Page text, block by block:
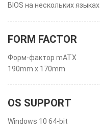
BIOS на нескольких языках
FORM FACTOR
Форм-фактор mATX
190mm x 170mm
OS SUPPORT
Windows 10 64-bit